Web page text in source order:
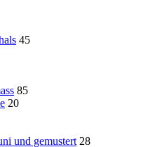
45
85
20
und gemustert 28